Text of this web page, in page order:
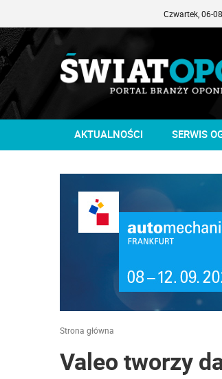
Czwartek, 06-08-2026 • DO
AKTUALNOŚCI SERWIS
Strona główna
Valeo tworzy